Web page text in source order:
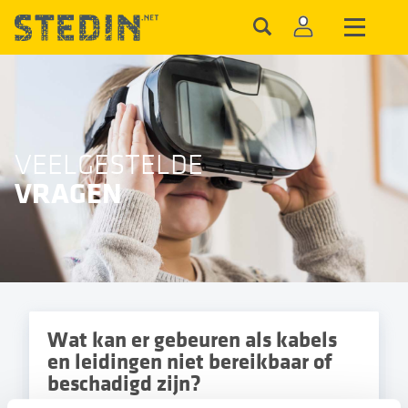
VEELGESTELDE
VRAGEN
Wat kan er gebeuren als kabels
en leidingen niet bereikbaar of
beschadigd zijn?